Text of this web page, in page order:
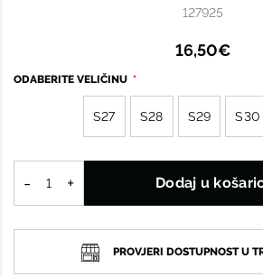
127925
16,50€
ODABERITE VELIČINU
S27 S28 S29 S30
Dodaj u
PROVJERI DOSTUPNOST U